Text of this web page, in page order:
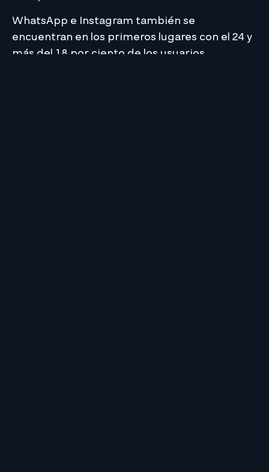
WhatsApp e Instagram también se
encuentran en los primeros lugares con el 24 y
más del 18 por ciento de los usuarios,